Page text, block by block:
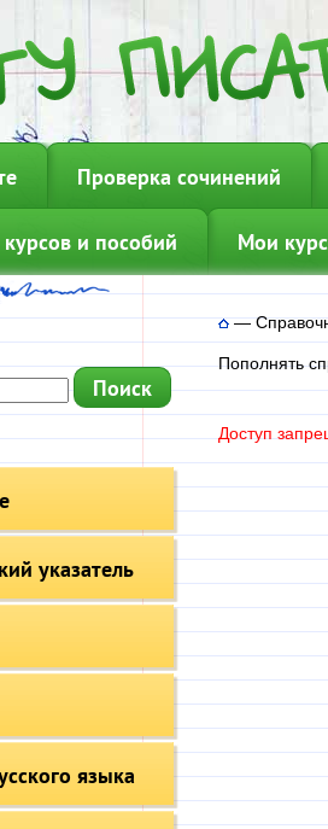
Проверка сочинений
и пособий Мои
указатель
языка
—
Пополнять
Доступ